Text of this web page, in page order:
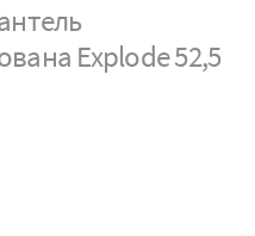
Explode 52,5